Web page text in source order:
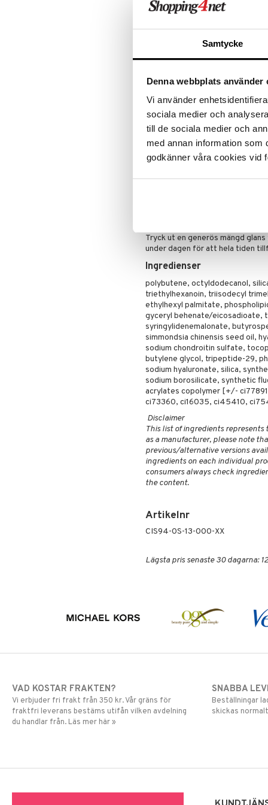
Samtycke
Denna webbplats använder
Vi använder
sociala medier och
till de sociala medier och
med annan information som
godkänner våra cookies vid
Produktinfo
IsaDora Glossy Lip Treat är ett
och väldefinierade läppar.
INGREDIENSER:
Jojobaolja: Fuktgivande och
Mandelolja: Fuktgivande och
Sheasmör: Motverkar torra
Hyaluronsyra: Fuktgivande
Naturliga peptider:
Tryck ut en generös mängd
under dagen för att hela tiden
Ingredienser
polybutene, octyldodecanol,
triethylhexanoin, triisodecyl
ethylhexyl palmitate,
gyceryl behenate/eicosadioate,
syringylidenemalonate,
simmondsia chinensis seed oil,
sodium chondroitin sulfate,
butylene glycol, tripeptide-29,
sodium hyaluronate, silica,
sodium borosilicate, synthetic
acrylates copolymer [+/-
ci73360, ci16035, ci45410,
Disclaimer
This list of ingredients
as a manufacturer, please note
previous/alternative versions
ingredients on each individual
consumers always check
the content.
Artikelnr
CIS94-0S-13-000-XX
Lägsta pris senaste 30 dagarna:
VAD KOSTAR FRAKTEN?
Vi erbjuder fri frakt från 350 kr. Vår gräns för
fraktfri leverans bestäms utifån vilken avdelning
du handlar från. Läs mer här »
SNABBA
Beställningar
skickas